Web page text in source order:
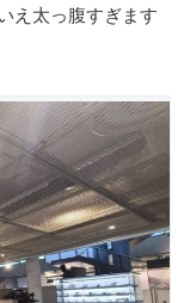
え太っ腹すぎます